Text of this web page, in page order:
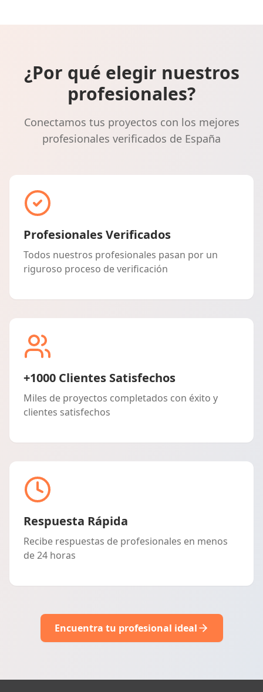
¿Por qué elegir nuestros
profesionales?
Conectamos tus proyectos con los mejores
profesionales verificados de España
Profesionales Verificados
Todos nuestros profesionales pasan por un
riguroso proceso de verificación
+1000 Clientes Satisfechos
Miles de proyectos completados con éxito y
clientes satisfechos
Respuesta Rápida
Recibe respuestas de profesionales en menos
de 24 horas
Encuentra tu profesional ideal